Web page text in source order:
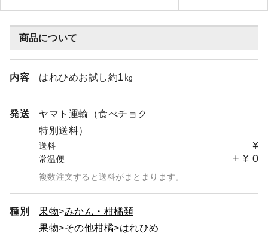
商品について
内容 はれひめお試し約1㎏
発送
ヤマト運輸（食べチョク
特別送料）
送料 ¥
常温便 + ¥ 0
複数注文すると送料がまとまります。
種別 果物
みかん・柑橘類
果物
その他柑橘
はれひめ